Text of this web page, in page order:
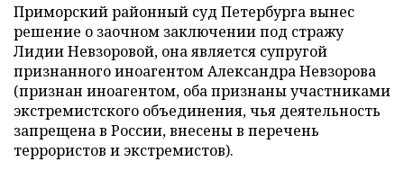
Приморский районный суд Петербурга вынес
решение о заочном заключении под стражу
Лидии Невзоровой, она является супругой
признанного иноагентом Александра Невзорова
(признан иноагентом, оба признаны участниками
экстремистского объединения, чья деятельность
запрещена в России, внесены в перечень
террористов и экстремистов).